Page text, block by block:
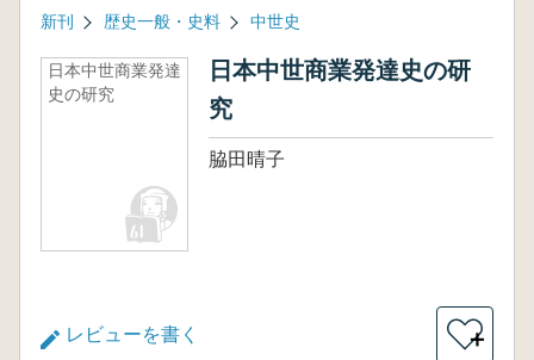
新刊 歴史一般・史料 中世史
日本中世商業発達
史の研究
日本中世商業発達史の研
究
脇田晴子
レビューを書く ＋